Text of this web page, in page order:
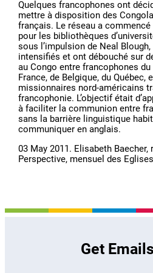
Quelques francophones ont
mettre à disposition des
français. Le réseau a commencé
pour les bibliothèques
sous l’impulsion de Neal
intensifiés et ont débouché sur
au Congo entre francophones
France, de Belgique, du Québec,
missionnaires nord-américains
francophonie. L’objectif était
à faciliter la communion entre
sans la barrière linguistique
communiquer en anglais.
03 May 2011. Elisabeth Baecher,
Perspective, mensuel des
Get Emails